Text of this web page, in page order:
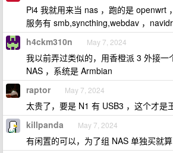
Pi4 我就用来当 nas ，跑的是 openwrt
服务有 smb,syncthing,webdav ，
h4ckm310n May 7, 2024
我以前弄过类似的，用香橙派 3 外接一
NAS ，系统是 Armbian
raptor May 7, 2024
太贵了，要是 N1 有 USB3 ，这个才是
killpanda May 7, 2024
有闲置的可以，为了组 NAS 单独买就